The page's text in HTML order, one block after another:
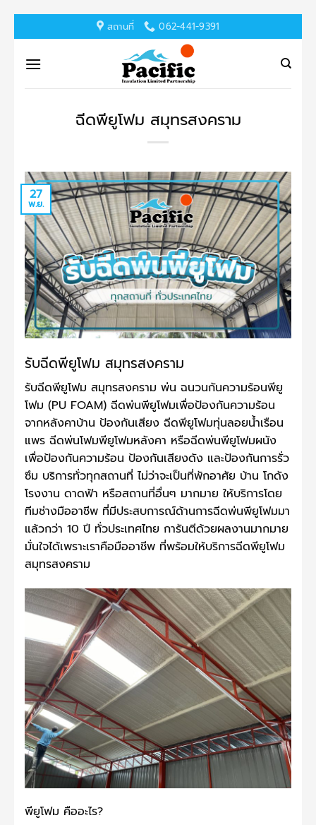
ไป
ยัง
เนื้อหา
สถานที่ 062-441-9391
ฉีดพียูโฟม สมุทรสงคราม
27
พ.ย.
รับฉีดพียูโฟม สมุทรสงคราม
รับฉีดพียูโฟม สมุทรสงคราม พ่น ฉนวนกันความร้อนพียู
โฟม (PU FOAM) ฉีดพ่นพียูโฟมเพื่อป้องกันความร้อน
จากหลังคาบ้าน ป้องกันเสียง ฉีดพียูโฟมทุ่นลอยน้ำเรือน
แพร ฉีดพ่นโฟมพียูโฟมหลังคา หรือฉีดพ่นพียูโฟมผนัง
เพื่อป้องกันความร้อน ป้องกันเสียงดัง และป้องกันการรั่ว
ซึม บริการทั่วทุกสถานที่ ไม่ว่าจะเป็นที่พักอาศัย บ้าน โกดัง
โรงงาน ดาดฟ้า หรือสถานที่อื่นๆ มากมาย ให้บริการโดย
ทีมช่างมืออาชีพ ที่มีประสบการณ์ด้านการฉีดพ่นพียูโฟมมา
แล้วกว่า 10 ปี ทั่วประเทศไทย การันตีด้วยผลงานมากมาย
มั่นใจได้เพราะเราคือมืออาชีพ ที่พร้อมให้บริการฉีดพียูโฟม
สมุทรสงคราม
พียูโฟม คืออะไร?